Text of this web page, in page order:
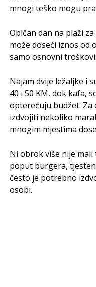
mnogi teško mogu
Običan dan na plaži
može doseći iznos od
samo osnovni troškovi.
Najam dvije ležaljke i
40 i 50 KM, dok kafa,
opterećuju budžet.
izdvojiti nekoliko
mnogim mjestima
Ni obrok više nije
poput burgera,
često je potrebno
osobi.